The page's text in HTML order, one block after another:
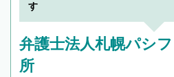
す
弁護士法人札幌パシ
所